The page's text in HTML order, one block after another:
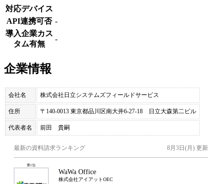
対応デバイス
API連携可否 -
導入企業カス
タム有無
-
企業情報
会社名 株式会社日立システムズフィールドサービス
住所 〒140-0013 東京都品川区南大井6-27-18 日立大森第二ビル
代表者名 前田 貴嗣
最新の資料請求ランキング 8月3日(月) 更新
第1位
WaWa Office
株式会社アイアットOEC